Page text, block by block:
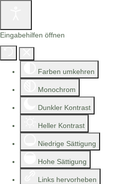
Eingabehilfen öffnen
Farben umkehren
Monochrom
Dunkler Kontrast
Heller Kontrast
Niedrige Sättigung
Hohe Sättigung
Links hervorheben